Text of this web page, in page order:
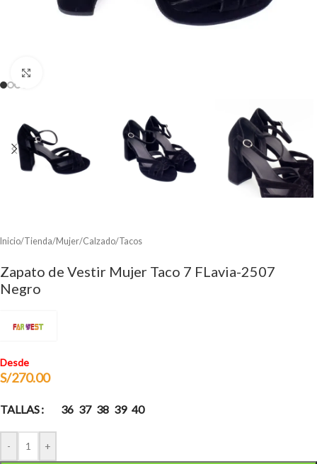
Inicio/Tienda/Mujer/Calzado/Tacos
Zapato de Vestir Mujer Taco 7 FLavia-2507
Negro
Desde
S/270.00
TALLAS 36 37 38 39 40
- +